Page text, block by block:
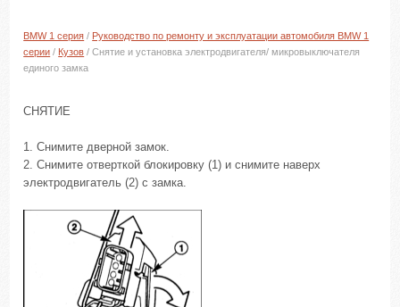
BMW 1 серия / Руководство по ремонту и эксплуатации автомобиля BMW 1
серии / Кузов / Снятие и установка электродвигателя/ микровыключателя
единого замка
СНЯТИЕ
1. Снимите дверной замок.
2. Снимите отверткой блокировку (1) и снимите наверх
электродвигатель (2) с замка.